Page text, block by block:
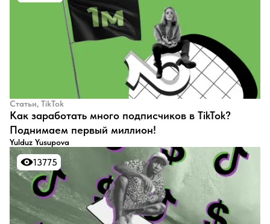
Статьи, TikTok
Как заработать много подписчиков в TikTok?
Поднимаем первый миллион!
Yulduz Yusupova
13775
13775